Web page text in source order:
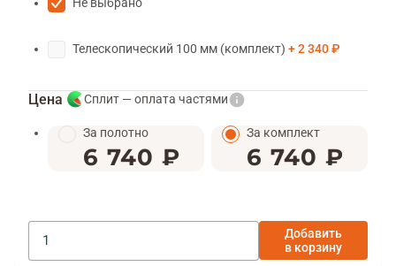
Не выбрано
Телескопический 100 мм (комплект) 2 340 ₽
Цена Сплит — оплата частями
За полотно
6 740 ₽
За комплект
6 740 ₽
Добавить
в корзину